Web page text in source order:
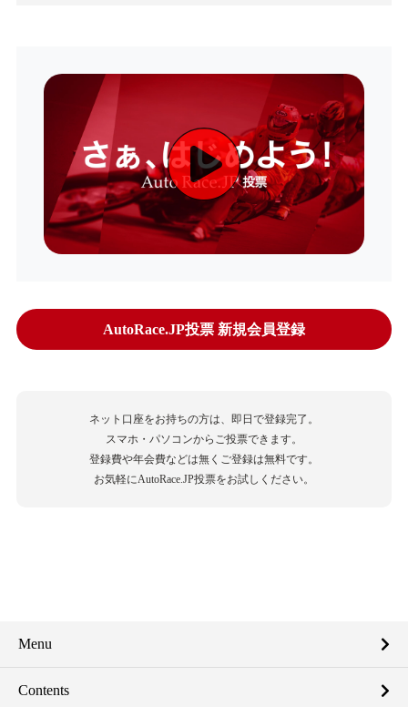
AutoRace.JP投票 新規会員登録
ネット口座をお持ちの方は、即日で登録完了。
スマホ・パソコンからご投票できます。
登録費や年会費などは無くご登録は無料です。
お気軽にAutoRace.JP投票をお試しください。
Menu
Contents